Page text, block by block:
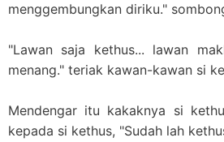
menggembungkan diriku."
"Lawan saja kethus... lawan
menang." teriak kawan-kawan si
Mendengar itu kakaknya si
kepada si kethus, "Sudah lah